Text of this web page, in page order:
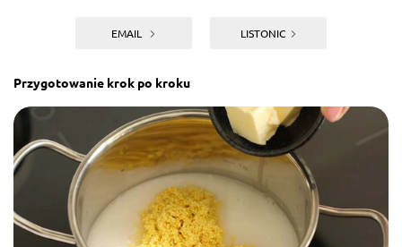
EMAIL LISTONIC
Przygotowanie krok po kroku